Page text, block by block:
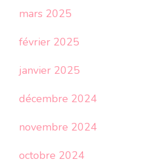
mars 2025
février 2025
janvier 2025
décembre 2024
novembre 2024
octobre 2024